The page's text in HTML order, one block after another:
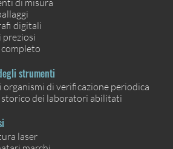
digitali
completo
strumenti
organismi di verificazione periodica
storico dei laboratori abilitati
laser